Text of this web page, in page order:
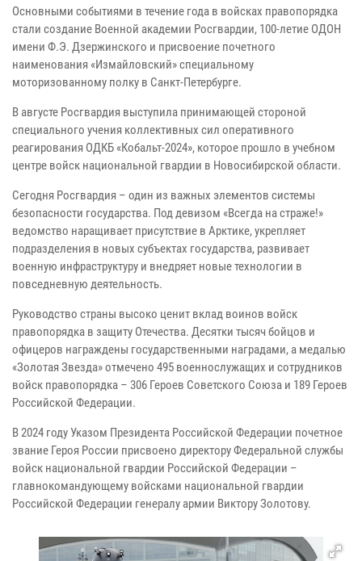
Основными событиями в течение года в войсках правопорядка
стали создание Военной академии Росгвардии, 100-летие ОДОН
имени Ф.Э. Дзержинского и присвоение почетного
наименования «Измайловский» специальному
моторизованному полку в Санкт-Петербурге.
В августе Росгвардия выступила принимающей стороной
специального учения коллективных сил оперативного
реагирования ОДКБ «Кобальт-2024», которое прошло в учебном
центре войск национальной гвардии в Новосибирской области.
Сегодня Росгвардия – один из важных элементов системы
безопасности государства. Под девизом «Всегда на страже!»
ведомство наращивает присутствие в Арктике, укрепляет
подразделения в новых субъектах государства, развивает
военную инфраструктуру и внедряет новые технологии в
повседневную деятельность.
Руководство страны высоко ценит вклад воинов войск
правопорядка в защиту Отечества. Десятки тысяч бойцов и
офицеров награждены государственными наградами, а медалью
«Золотая Звезда» отмечено 495 военнослужащих и сотрудников
войск правопорядка – 306 Героев Советского Союза и 189 Героев
Российской Федерации.
В 2024 году Указом Президента Российской Федерации почетное
звание Героя России присвоено директору Федеральной службы
войск национальной гвардии Российской Федерации –
главнокомандующему войсками национальной гвардии
Российской Федерации генералу армии Виктору Золотову.